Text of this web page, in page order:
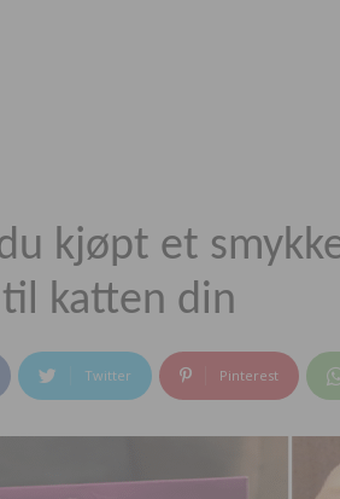
kjøpt et
katten din
Twitter Pinterest